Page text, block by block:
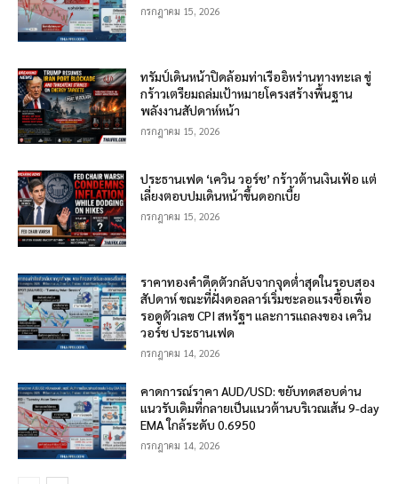
กรกฎาคม 15, 2026
ทรัมป์เดินหน้าปิดล้อมท่าเรืออิหร่านทางทะเล ขู่
กร้าวเตรียมถล่มเป้าหมายโครงสร้างพื้นฐาน
พลังงานสัปดาห์หน้า
กรกฎาคม 15, 2026
ประธานเฟด ‘เควิน วอร์ช’ กร้าวต้านเงินเฟ้อ แต่
เลี่ยงตอบปมเดินหน้าขึ้นดอกเบี้ย
กรกฎาคม 15, 2026
ราคาทองคำดีดตัวกลับจากจุดต่ำสุดในรอบสอง
สัปดาห์ ขณะที่ฝั่งดอลลาร์เริ่มชะลอแรงซื้อเพื่อ
รอดูตัวเลข CPI สหรัฐฯ และการแถลงของ เควิน
วอร์ช ประธานเฟด
กรกฎาคม 14, 2026
คาดการณ์ราคา AUD/USD: ขยับทดสอบด่าน
แนวรับเดิมที่กลายเป็นแนวต้านบริเวณเส้น 9-day
EMA ใกล้ระดับ 0.6950
กรกฎาคม 14, 2026